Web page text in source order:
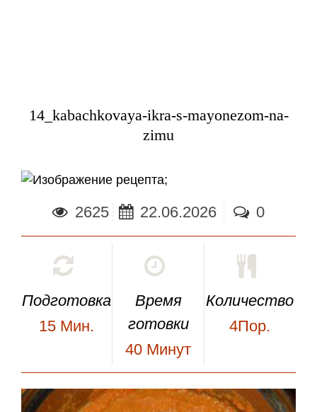
14_kabachkovaya-ikra-s-mayonezom-na-
zimu
;
2625 22.06.2026 0
Подготовка
15 Мин.
Время
готовки
40 Минут
Количество
4Пор.